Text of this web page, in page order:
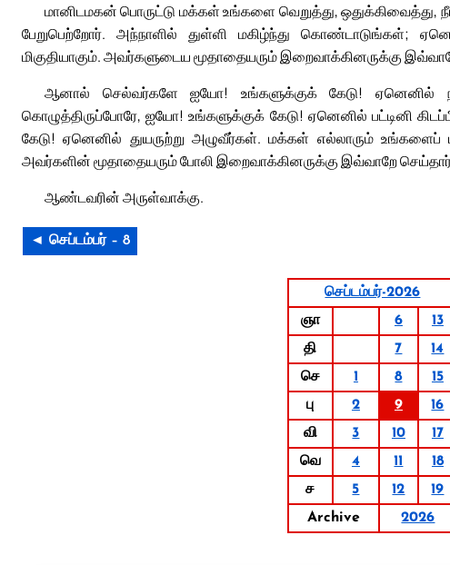
மானிடமகன் பொருட்டு மக்கள் உங்களை வெறுத்து,
பேறுபெற்றோர். அந்நாளில் துள்ளி மகிழ்ந்து கொண்டாடுங்கள்;
மிகுதியாகும். அவர்களுடைய மூதாதையரும் இறைவாக்கினருக்கு
ஆனால் செல்வர்களே ஐயோ! உங்களுக்குக் கேடு! ஏனெனில்
கொழுத்திருப்போரே, ஐயோ! உங்களுக்குக் கேடு! ஏனெனில் பட்டினி
கேடு! ஏனெனில் துயருற்று அழுவீர்கள். மக்கள் எல்லாரும் உங்களைப்
அவர்களின் மூதாதையரும் போலி இறைவாக்கினருக்கு இவ்வாறே
ஆண்டவரின் அருள்வாக்கு.
◄ செப்டம்பர் – 8
செப்டம்பர்-2026
ஞா
6 13
தி
7 14
செ
1 8 15
பு
2 9 16
வி
3 10 17
வெ
4 11 18
ச
5 12 19
Archive
2026